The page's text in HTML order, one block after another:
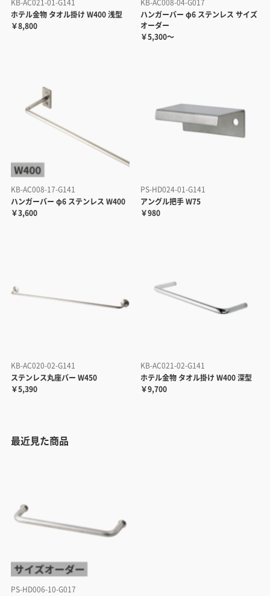
KB-AC021-01-G141
ホテル金物 タオル掛け W400 浅型
￥8,800
KB-AC008-04-G017
ハンガーバー φ6 ステンレス サイズ
オーダー
￥5,300～
KB-AC008-17-G141
ハンガーバー φ6 ステンレス W400
￥3,600
PS-HD024-01-G141
アングル把手 W75
￥980
KB-AC020-02-G141
ステンレス丸座バー W450
￥5,390
KB-AC021-02-G141
ホテル金物 タオル掛け W400 深型
￥9,700
最近見た商品
PS-HD006-10-G017